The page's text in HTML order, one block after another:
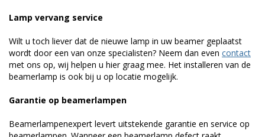
Lamp vervang service
Wilt u toch liever dat de nieuwe lamp in uw beamer geplaatst
wordt door een van onze specialisten? Neem dan even contact
met ons op, wij helpen u hier graag mee. Het installeren van de
beamerlamp is ook bij u op locatie mogelijk.
Garantie op beamerlampen
Beamerlampenexpert levert uitstekende garantie en service op